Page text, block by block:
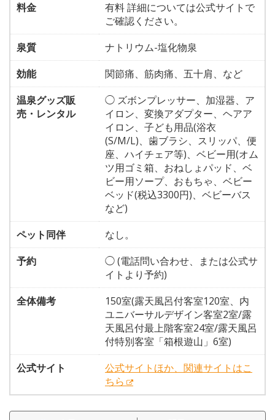
料金
有料 詳細については公式サイトで
ご確認ください。
泉質
ナトリウム-塩化物泉
効能
関節痛、筋肉痛、五十肩、など
温泉グッズ販
売・レンタル
◯ ズボンプレッサー、加湿器、ア
イロン、変換アダプター、ヘアア
イロン、子ども用品(浴衣
(S/M/L)、歯ブラシ、スリッパ、便
座、ハイチェア等)、ベビー用(オム
ツ用ゴミ箱、おねしょパッド、ベ
ビー用ソープ、おもちゃ、ベビー
ベッド(税込3300円)、ベビーバス
など)
ペット同伴
なし。
予約
◯ (電話問い合わせ、または公式サ
イトより予約)
全体備考
150室(露天風呂付客室120室、内
ユニバーサルデザイン客室2室/露
天風呂付最上階客室24室/露天風呂
付特別客室「箱根遊山」6室)
公式サイト
公式サイトほか、関連サイトはこ
ちら